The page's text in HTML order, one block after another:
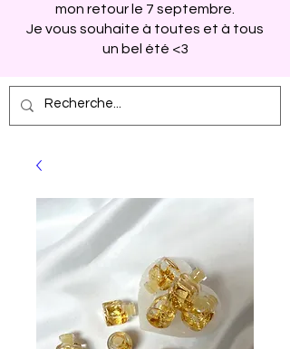
mon retour le 7 septembre.
Je vous souhaite à toutes et à tous
un bel été <3